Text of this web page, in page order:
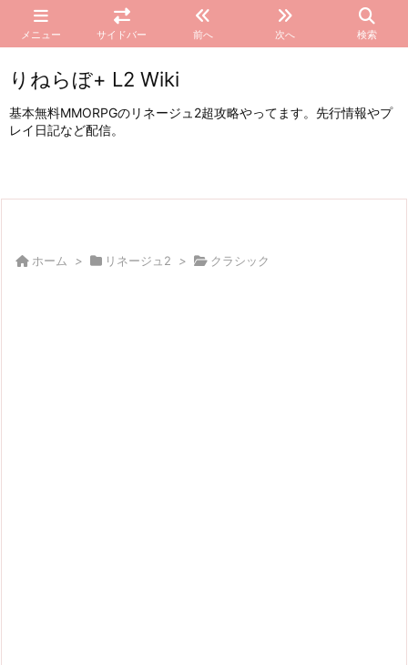
メニュー サイドバー 前へ 次へ 検索
りねらぼ+ L2 Wiki
基本無料MMORPGのリネージュ2超攻略やってます。先行情報やプ
レイ日記など配信。
ホーム > リネージュ2 > クラシック